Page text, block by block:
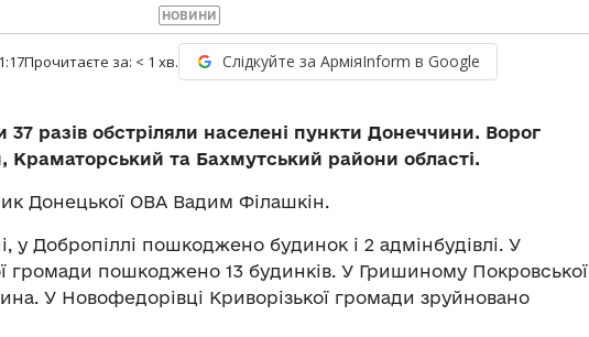
НОВИНИ
Прочитаєте за: < 1 хв. Слідкуйте за АрміяInform в Google
37 разів обстріляли населені пункти Донеччини. Ворог
Краматорський та Бахмутський райони області.
Донецької ОВА Вадим Філашкін.
у Добропіллі пошкоджено будинок і 2 адмінбудівлі. У
громади пошкоджено 13 будинків. У Гришиному Покровської
У Новофедорівці Криворізької громади зруйновано